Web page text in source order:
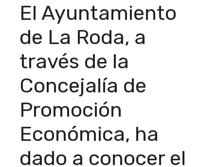
El Ayuntamiento
de La Roda, a
través de la
Concejalía de
Promoción
Económica, ha
dado a conocer el